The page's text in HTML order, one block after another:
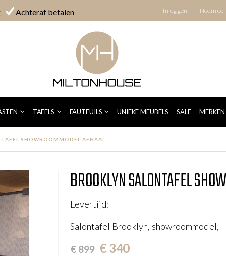
Achteraf betalen Inloggen Neem
TAFELS FAUTEUILS UNIEKE MEUBELS SALE MERKEN
SHOWROOMMODEL AFHAAL
BROOKLYN SALONTAFEL
Levertijd:
Salontafel Brooklyn, showroommodel,
€ 899 € 340